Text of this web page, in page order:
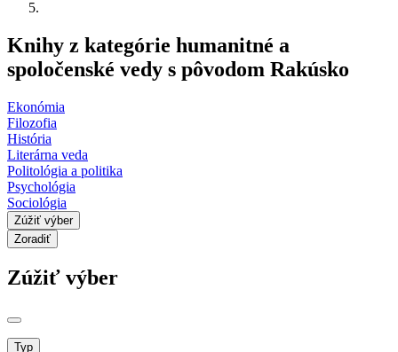
Knihy z kategórie humanitné a
spoločenské vedy s pôvodom Rakúsko
Ekonómia
Filozofia
História
Literárna veda
Politológia a politika
Psychológia
Sociológia
Zúžiť výber
Zoradiť
Zúžiť výber
Typ